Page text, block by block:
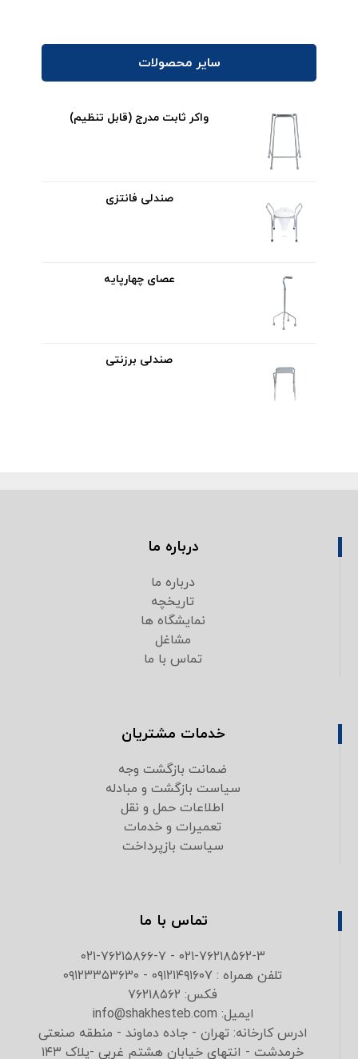
سایر محصولات
واکر ثابت مدرج (قابل تنظیم)
صندلی فانتزی
عصای چهارپایه
صندلی برزنتی
درباره ما
درباره ما
تاریخچه
نمایشگاه ها
مشاغل
تماس با ما
خدمات مشتریان
ضمانت بازگشت وجه
سیاست بازگشت و مبادله
اطلاعات حمل و نقل
تعمیرات و خدمات
سیاست بازپرداخت
تماس با ما
۰۲۱-۷۶۲۱۸۵۶۲-۳ - ۰۲۱-۷۶۲۱۵۸۶۶-۷
تلفن همراه : ۰۹۱۲۱۴۹۱۶۰۷ - ۰۹۱۲۳۳۵۳۶۳۰
فکس: ۷۶۲۱۸۵۶۲
ایمیل: info@shakhesteb.com
ادرس کارخانه: تهران - جاده دماوند - منطقه صنعتی
خرمدشت - انتهای خیابان هشتم غربی -پلاک ۱۴۳